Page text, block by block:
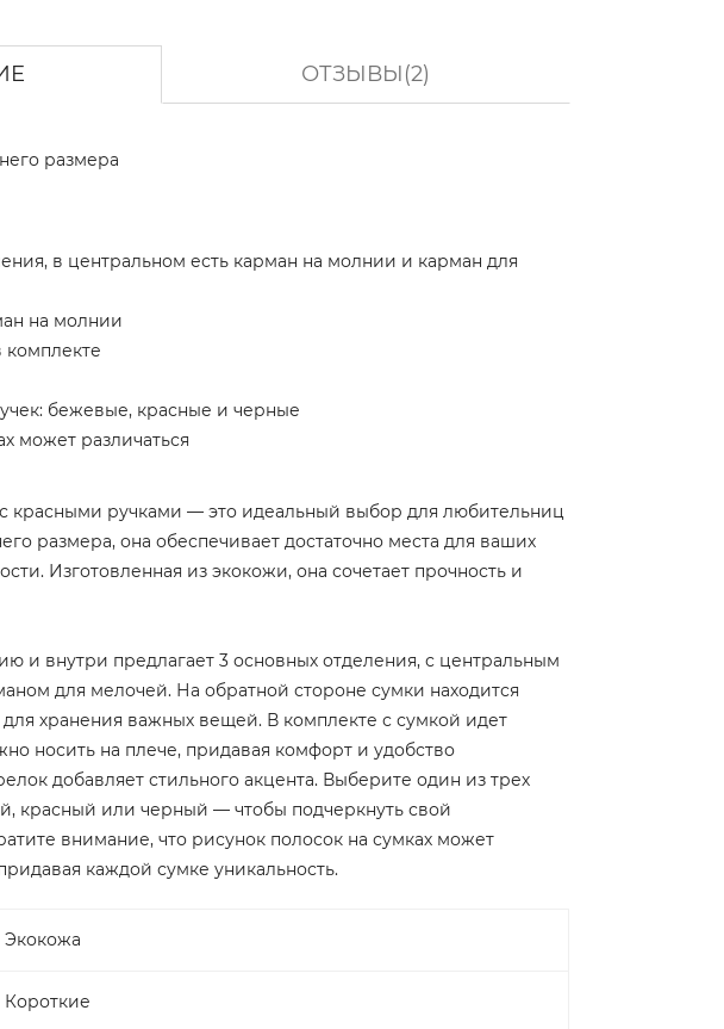
ОТЗЫВЫ(2)
размера
в центральном есть карман на молнии и карман для
на молнии
комплекте
бежевые, красные и черные
может различаться
красными ручками — это идеальный выбор для любительниц
размера, она обеспечивает достаточно места для ваших
Изготовленная из экокожи, она сочетает прочность и
и внутри предлагает 3 основных отделения, с центральным
для мелочей. На обратной стороне сумки находится
хранения важных вещей. В комплекте с сумкой идет
носить на плече, придавая комфорт и удобство
добавляет стильного акцента. Выберите один из трех
красный или черный — чтобы подчеркнуть свой
внимание, что рисунок полосок на сумках может
каждой сумке уникальность.
Экокожа
Короткие